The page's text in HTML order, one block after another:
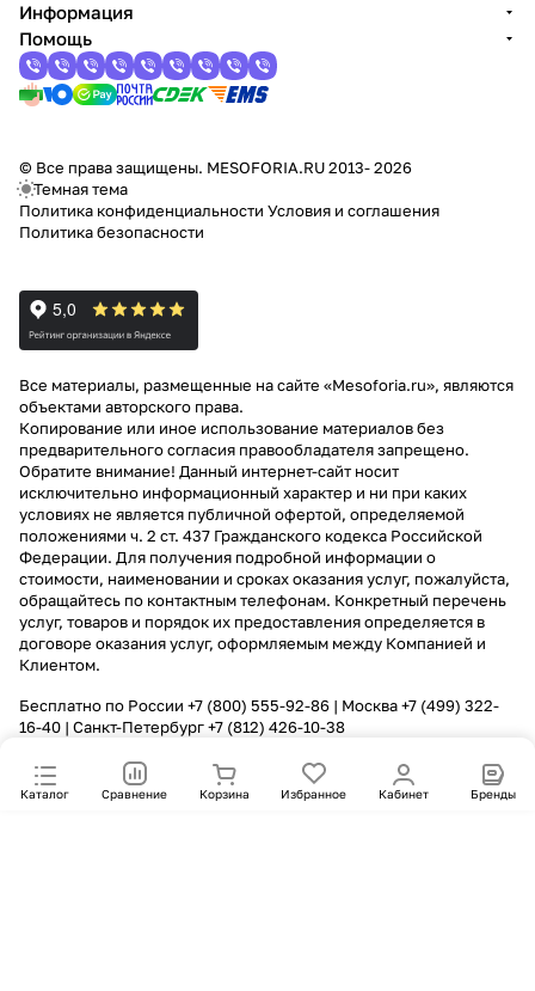
Каталог Сравнение Корзина Избранное Кабинет Бренды
Информация
Помощь
© Все права защищены. MESOFORIA.RU 2013- 2026
Темная тема
Политика конфиденциальности Условия и соглашения
Политика безопасности
Все материалы, размещенные на сайте «Mesoforia.ru», являются
объектами авторского права.
Копирование или иное использование материалов без
предварительного согласия правообладателя запрещено.
Обратите внимание! Данный интернет-сайт носит
исключительно информационный характер и ни при каких
условиях не является публичной офертой, определяемой
положениями ч. 2 ст. 437 Гражданского кодекса Российской
Федерации. Для получения подробной информации о
стоимости, наименовании и сроках оказания услуг, пожалуйста,
обращайтесь по контактным телефонам. Конкретный перечень
услуг, товаров и порядок их предоставления определяется в
договоре оказания услуг, оформляемым между Компанией и
Клиентом.
Бесплатно по России +7 (800) 555-92-86 | Москва+7 (499) 322-
16-40 | Санкт-Петербург+7 (812) 426-10-38